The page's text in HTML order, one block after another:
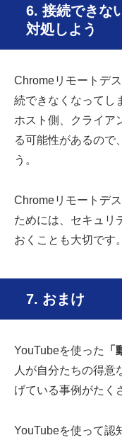
6. 接続できな
対処しよう
Chromeリモートデ
続できなくなってし
ホスト側、クライア
る可能性があるので
う。
Chromeリモートデ
ためには、セキュリ
おくことも大切です。
7. おまけ
YouTubeを使った
人が自分たちの得意
げている事例がたく
YouTubeを使って認